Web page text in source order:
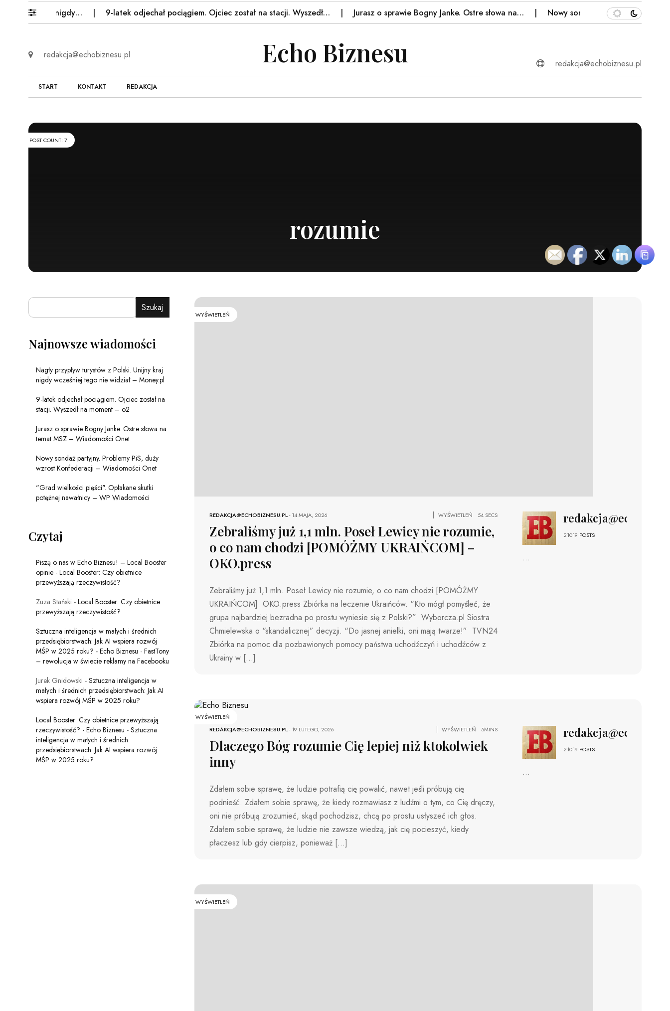
kraj nigdy… 9-latek odjechał pociągiem. Ojciec został na stacji. Wyszedł… Jurasz o sprawie Bogny Janke. Ostre słowa na… Nowy sondaż partyjny. Problemy PiS,
redakcja@echobiznesu.pl Echo Biznesu redakcja@echobiznesu.pl
START KONTAKT REDAKCJA
POST COUNT: 7
rozumie
WYŚWIETLEŃ
REDAKCJA@ECHOBIZNESU.PL -14 MAJA, 2026 WYŚWIETLEŃ 54 SECS
Zebraliśmy już 1,1 mln. Poseł Lewicy nie rozumie,
o co nam chodzi [POMÓŻMY UKRAIŃCOM] –
OKO.press
Zebraliśmy już 1,1 mln. Poseł Lewicy nie rozumie, o co nam chodzi [POMÓŻMY
UKRAIŃCOM] OKO.press Zbiórka na leczenie Ukraińców. “Kto mógł pomyśleć, że
grupa najbardziej bezradna po prostu wyniesie się z Polski?” Wyborcza.pl Siostra
Chmielewska o “skandalicznej” decyzji. “Do jasnej anielki, oni mają twarze!” TVN24
Zbiórka na pomoc dla pozbawionych pomocy państwa uchodźczyń i uchodźców z
Ukrainy w […]
21019 POSTS
...
WYŚWIETLEŃ
REDAKCJA@ECHOBIZNESU.PL -19 LUTEGO, 2026 WYŚWIETLEŃ 5MINS
Dlaczego Bóg rozumie Cię lepiej niż ktokolwiek
inny
Zdałem sobie sprawę, że ludzie potrafią cię powalić, nawet jeśli próbują cię
podnieść. Zdałem sobie sprawę, że kiedy rozmawiasz z ludźmi o tym, co Cię dręczy,
oni nie próbują zrozumieć, skąd pochodzisz, chcą po prostu usłyszeć ich głos.
Zdałem sobie sprawę, że ludzie nie zawsze wiedzą, jak cię pocieszyć, kiedy
płaczesz lub gdy cierpisz, ponieważ […]
21019 POSTS
...
WYŚWIETLEŃ
Szukaj
Najnowsze wiadomości
Nagły przypływ turystów z Polski. Unijny kraj
nigdy wcześniej tego nie widział – Money.pl
9-latek odjechał pociągiem. Ojciec został na
stacji. Wyszedł na moment – o2
Jurasz o sprawie Bogny Janke. Ostre słowa na
temat MSZ – Wiadomości Onet
Nowy sondaż partyjny. Problemy PiS, duży
wzrost Konfederacji – Wiadomości Onet
"Grad wielkości pięści". Opłakane skutki
potężnej nawałnicy – WP Wiadomości
Czytaj
Piszą o nas w Echo Biznesu! – Local Booster
opinie - Local Booster: Czy obietnice
przewyższają rzeczywistość?
Zuza Stański - Local Booster: Czy obietnice
przewyższają rzeczywistość?
Sztuczna inteligencja w małych i średnich
przedsiębiorstwach: Jak AI wspiera rozwój
MŚP w 2025 roku? - Echo Biznesu - FastTony
– rewolucja w świecie reklamy na Facebooku
Jurek Gnidowski - Sztuczna inteligencja w
małych i średnich przedsiębiorstwach: Jak AI
wspiera rozwój MŚP w 2025 roku?
Local Booster: Czy obietnice przewyższają
rzeczywistość? - Echo Biznesu - Sztuczna
inteligencja w małych i średnich
przedsiębiorstwach: Jak AI wspiera rozwój
MŚP w 2025 roku?